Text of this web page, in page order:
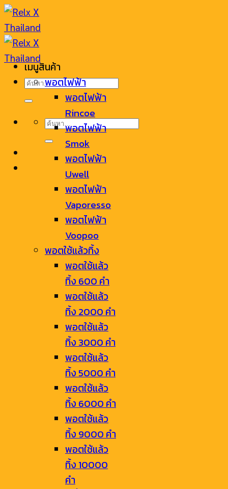
Skip
to
content
ค้นหา:
ค้นหา:
เมนูสินค้า
พอตไฟฟ้า
พอตไฟฟ้า
Rincoe
พอตไฟฟ้า
Smok
พอตไฟฟ้า
Uwell
พอตไฟฟ้า
Vaporesso
พอตไฟฟ้า
Voopoo
พอตใช้แล้วทิ้ง
พอตใช้แล้ว
ทิ้ง 600 คำ
พอตใช้แล้ว
ทิ้ง 2000 คำ
พอตใช้แล้ว
ทิ้ง 3000 คำ
พอตใช้แล้ว
ทิ้ง 5000 คำ
พอตใช้แล้ว
ทิ้ง 6000 คำ
พอตใช้แล้ว
ทิ้ง 9000 คำ
พอตใช้แล้ว
ทิ้ง 10000
คำ